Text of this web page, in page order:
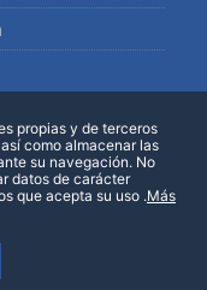
propias y de terceros
como almacenar las
su navegación. No
datos de carácter
que acepta su uso .Más